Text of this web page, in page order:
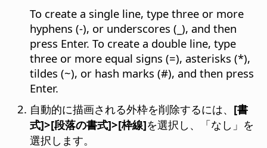
To create a single line, type three or more
hyphens (-), or underscores (_), and then
press Enter. To create a double line, type
three or more equal signs (=), asterisks (*),
tildes (~), or hash marks (#), and then press
Enter.
自動的に描画される外枠を削除するには、 [書
式]>[段落の書式]>[枠線]を選択し、「なし」を
選択します。